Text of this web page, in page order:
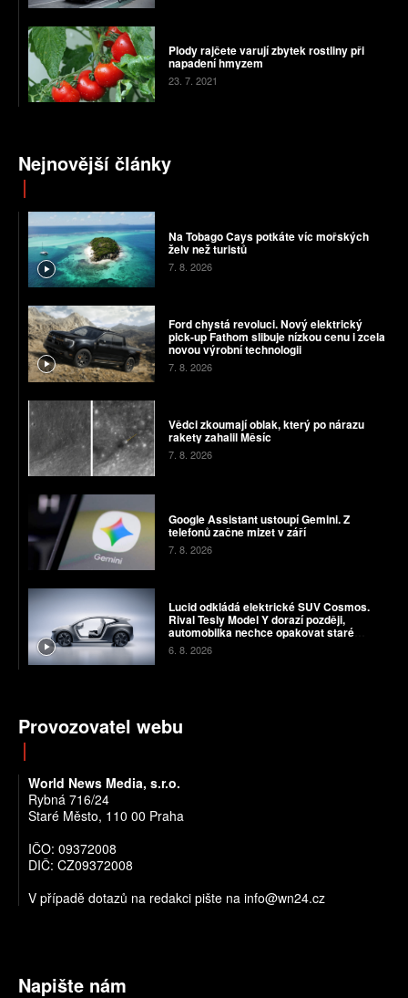
Plody rajčete varují zbytek rostliny při
napadení hmyzem
23. 7. 2021
Nejnovější články
Na Tobago Cays potkáte víc mořských
želv než turistů
7. 8. 2026
Ford chystá revoluci. Nový elektrický
pick-up Fathom slibuje nízkou cenu i zcela
novou výrobní technologii
7. 8. 2026
Vědci zkoumají oblak, který po nárazu
rakety zahalil Měsíc
7. 8. 2026
Google Assistant ustoupí Gemini. Z
telefonů začne mizet v září
7. 8. 2026
Lucid odkládá elektrické SUV Cosmos.
Rival Tesly Model Y dorazí později,
automobilka nechce opakovat staré
chyby
6. 8. 2026
Provozovatel webu
World News Media, s.r.o.
Rybná 716/24
Staré Město, 110 00 Praha
IČO: 09372008
DIČ: CZ09372008
V případě dotazů na redakci pište na info@wn24.cz
Napište nám